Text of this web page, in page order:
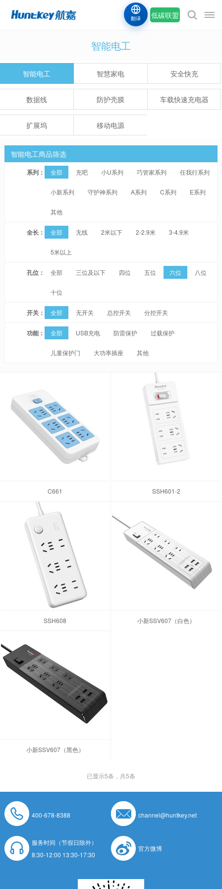
低碳联盟
翻译
智能电工
智能电工 智慧家电 安全快充
数据线 防护壳膜 车载快速充电器
扩展坞 移动电源
智能电工商品筛选
系列： 全部 充吧 小U系列 巧管家系列 任我行系列
小新系列 守护神系列 A系列 C系列 E系列
其他
全长： 全部 无线 2米以下 2-2.9米 3-4.9米
5米以上
孔位： 全部 三位及以下 四位 五位 六位 八位
十位
开关： 全部 无开关 总控开关 分控开关
功能： 全部 USB充电 防雷保护 过载保护
儿童保护门 大功率插座 其他
C661 SSH601-2
SSH608 小新SSV607（白色）
小新SSV607（黑色）
已显示5条，共5条
400-678-8388 channel@huntkey.net
服务时间（节假日除外）
8:30-12:00 13:30-17:30
官方微博